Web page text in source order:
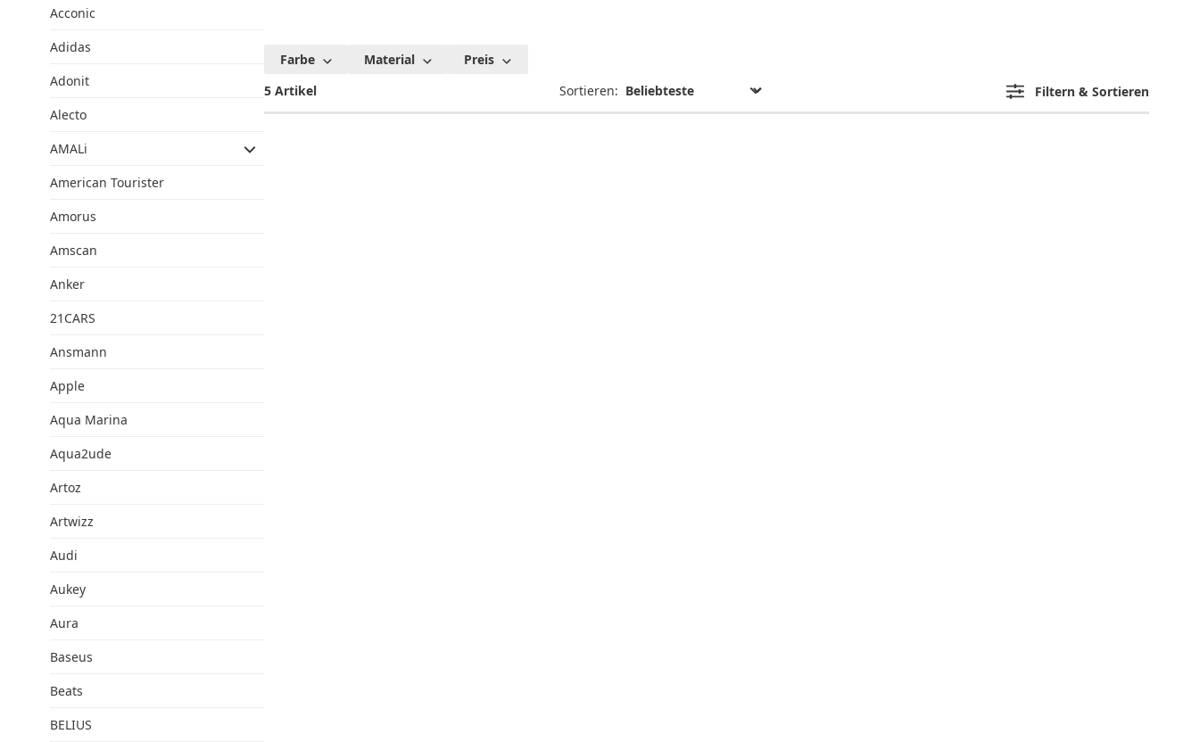
Acconic
Adidas
Adonit
Alecto
AMALi
American Tourister
Amorus
Amscan
Anker
21CARS
Ansmann
Apple
Aqua Marina
Aqua2ude
Artoz
Artwizz
Audi
Aukey
Aura
Baseus
Beats
BELIUS
Fellowes
Farbe Material
Preis
5 Artikel
Sortieren: Filtern & Sortieren